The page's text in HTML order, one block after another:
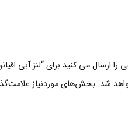
ارسال می کنید برای “لنز آبی
شد. بخش‌های موردنیاز